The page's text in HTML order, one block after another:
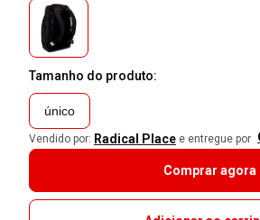
Tamanho do produto:
único
Vendido por: Radical Place e entregue por
Comprar agora